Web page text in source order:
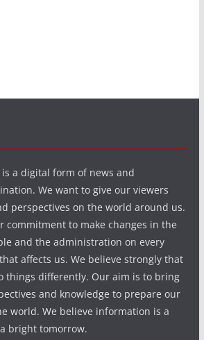
a digital form of news and
We want to give our viewers
perspectives on the world around us.
commitment to make changes in the
and the administration on every
affects us. We believe strongly that
things differently. Our aim is to bring
and knowledge to prepare our
world. We believe information is a
bright tomorrow.